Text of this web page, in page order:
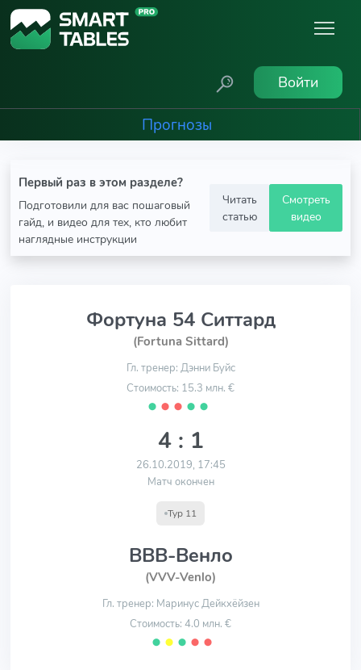
Войти
Прогнозы
Первый раз в этом разделе?
Подготовили для вас пошаговый
гайд, и видео для тех, кто любит
наглядные инструкции
Читать
статью
Смотреть
видео
Фортуна 54 Ситтард
(Fortuna Sittard)
Гл. тренер: Дэнни Буйс
Стоимость: 15.3 млн. €
⬤ ⬤ ⬤ ⬤ ⬤
4 : 1
26.10.2019, 17:45
Матч окончен
Тур 11
ВВВ-Венло
(VVV-Venlo)
Гл. тренер: Маринус Дейкхёйзен
Стоимость: 4.0 млн. €
⬤ ⬤ ⬤ ⬤ ⬤